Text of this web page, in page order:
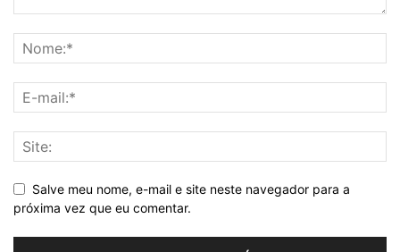
Salve meu nome, e-mail e site neste navegador para a
próxima vez que eu comentar.